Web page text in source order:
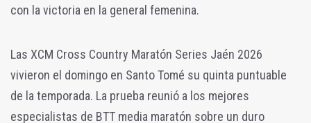
con la victoria en la general femenina.
Las XCM Cross Country Maratón Series Jaén 2026
vivieron el domingo en Santo Tomé su quinta puntuable
de la temporada. La prueba reunió a los mejores
especialistas de BTT media maratón sobre un duro